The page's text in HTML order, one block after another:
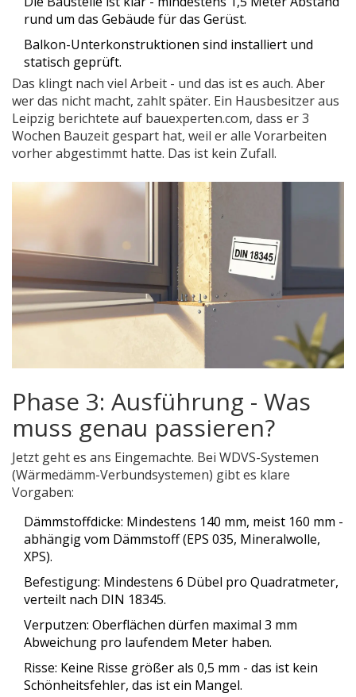
rund um das Gebäude für das Gerüst.
Balkon-Unterkonstruktionen sind installiert und
statisch geprüft.
Das klingt nach viel Arbeit - und das ist es auch. Aber
wer das nicht macht, zahlt später. Ein Hausbesitzer aus
Leipzig berichtete auf bauexperten.com, dass er 3
Wochen Bauzeit gespart hat, weil er alle Vorarbeiten
vorher abgestimmt hatte. Das ist kein Zufall.
Phase 3: Ausführung - Was
muss genau passieren?
Jetzt geht es ans Eingemachte. Bei WDVS-Systemen
(Wärmedämm-Verbundsystemen) gibt es klare
Vorgaben:
Dämmstoffdicke: Mindestens 140 mm, meist 160 mm -
abhängig vom Dämmstoff (EPS 035, Mineralwolle,
XPS).
Befestigung: Mindestens 6 Dübel pro Quadratmeter,
verteilt nach DIN 18345.
Verputzen: Oberflächen dürfen maximal 3 mm
Abweichung pro laufendem Meter haben.
Risse: Keine Risse größer als 0,5 mm - das ist kein
Schönheitsfehler, das ist ein Mangel.